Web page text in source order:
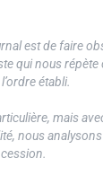
est de faire
qui nous répète
établi.
mais
nous